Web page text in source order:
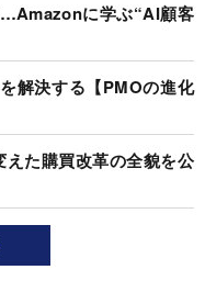
…Amazonに学ぶ“AI顧客
解決する【PMOの進化
た購買改革の全貌を公